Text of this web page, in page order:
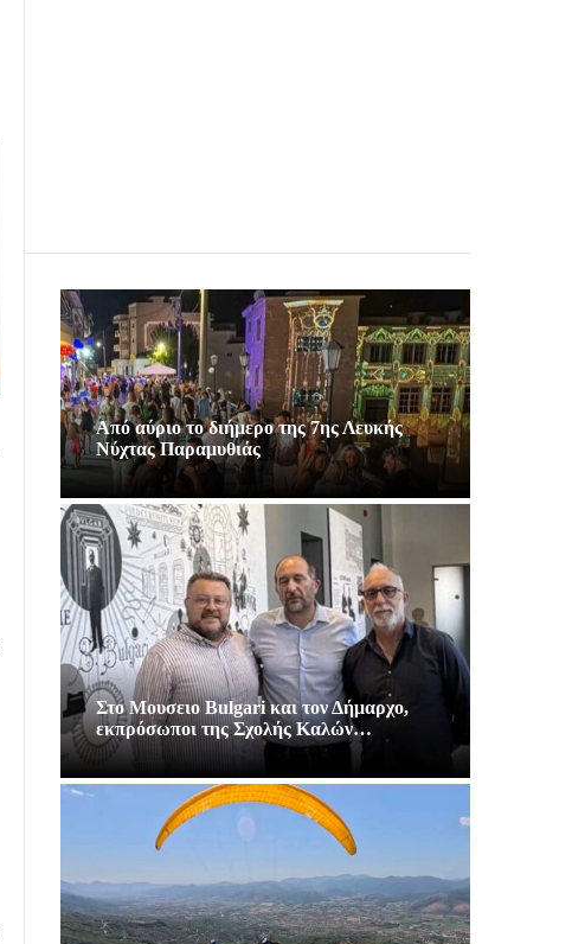
Από αύριο το διήμερο της 7ης Λευκής
Νύχτας Παραμυθιάς
Στο Μουσειο Bulgari και τον Δήμαρχο,
εκπρόσωποι της Σχολής Καλών…